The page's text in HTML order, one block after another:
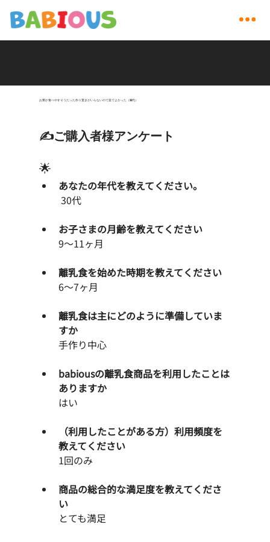
お粥が食べやすそうだった作り置きがいらないので楽でよかった（30代）
✍️ご購入者様アンケート
🌟
あなたの年代を教えてください。
30代
お子さまの月齢を教えてください
9〜11ヶ月
離乳食を始めた時期を教えてください
6〜7ヶ月
離乳食は主にどのように準備していま
すか
手作り中心
babiousの離乳食商品を利用したことは
ありますか
はい
（利用したことがある方）利用頻度を
教えてください
1回のみ
商品の総合的な満足度を教えてくださ
い
とても満足